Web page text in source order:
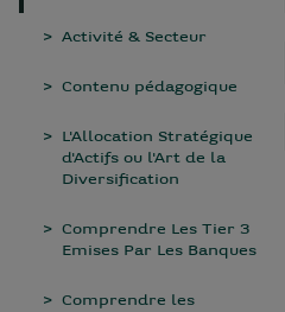
Activité & Secteur
Contenu pédagogique
L'Allocation Stratégique
d'Actifs ou l'Art de la
Diversification
Comprendre Les Tier 3
Emises Par Les Banques
Comprendre les